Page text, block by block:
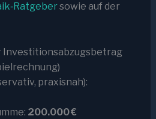
sowie auf der
praxisnah):
200.000 €